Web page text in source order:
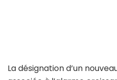
La désignation d’un